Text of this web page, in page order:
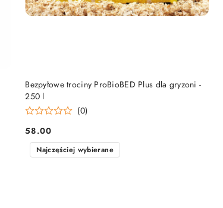
Bezpyłowe trociny ProBioBED Plus dla gryzoni -
250 l
(0)
Cena:
58.00
DO KOSZYKA
Najczęściej wybierane